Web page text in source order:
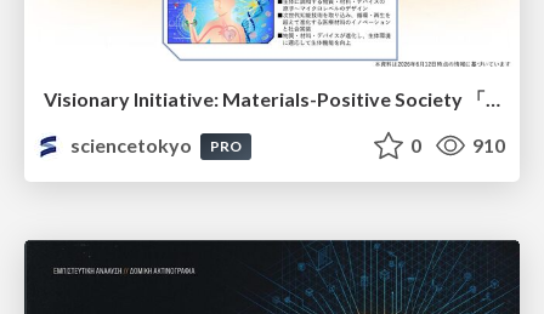
Visionary Initiative: Materials-Positive Society 「モノの進化をポジティブな社会の原動力に」｜Science Tokyo（東京科学大学）
sciencetokyo
PRO 0 910